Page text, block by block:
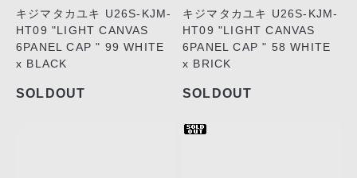
キジマタカユキ U26S-KJM-
HT09 "LIGHT CANVAS
6PANEL CAP " 99 WHITE
x BLACK
SOLDOUT
キジマタカユキ U26S-KJM-
HT09 "LIGHT CANVAS
6PANEL CAP " 58 WHITE
x BRICK
SOLDOUT